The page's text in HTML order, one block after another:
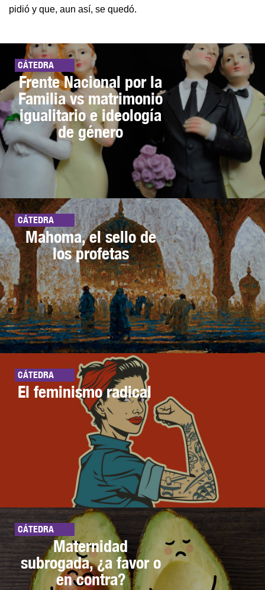
pidió y que, aun así, se quedó.
CÁTEDRA
Frente Nacional por la
Familia vs matrimonio
igualitario e ideología
de género
CÁTEDRA
Mahoma, el sello de
los profetas
CÁTEDRA
El feminismo radical
CÁTEDRA
Maternidad
subrogada, ¿a favor o
en contra?